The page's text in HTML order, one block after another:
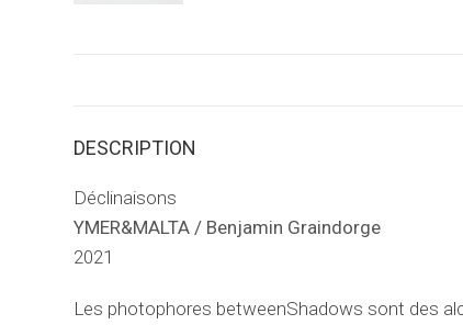
DESCRIPTION
Déclinaisons
YMER&MALTA / Benjamin Graindorge
2021
Les photophores betweenShadows sont des